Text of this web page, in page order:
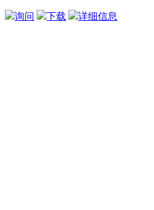
询问 下载 详细信息